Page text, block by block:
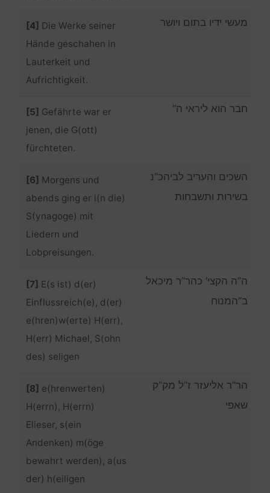
[4] Die Werke seiner
Hände geschahen in
Lauterkeit und
Aufrichtigkeit.
מעשי ידיו בתום ויושר
[5] Gefährte war er
jenen, die G(ott)
fürchteten.
חבר הוא ליראי ה“
[6] Morgens und
abends ging er i(n die)
S(ynagoge) mit
Liedern und
Lobpreisungen.
השכים והעריב לביהכ”נ
בשירות ותשבחות
[7] E(s ist) d(er)
Einflussreich(e), d(er)
e(hren)w(erte) H(err),
H(err) Michael, S(ohn
des) seligen
ה”ה הקצי’ כהר”ר מיכאל
ב”המנוח
[8] e(hrenwerten)
H(errn), H(errn)
Elieser, s(ein
Andenken) m(öge
bewahrt werden), a(us
der) h(eiligen
הר”ר אליעזר ז”ל מק”ק
שאפי